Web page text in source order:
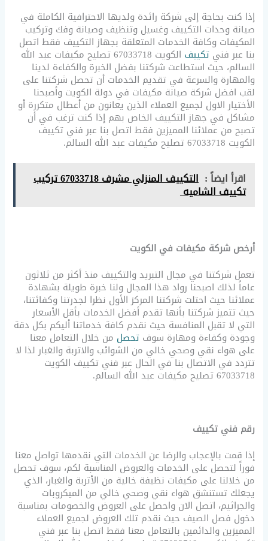
إذا كنت بحاجة إلى شركة رائدة ولديها الاحترافية الكاملة في
صيانة وحدات التكييف وغسيل وتنظيف وصيانة وفك وتركيب
المكيفات وكافة الخدمات المتعلقة بجهاز التكييف فقط اتصل
بنا عبر فنيتكييف الكويت 67033718 تصليح مكيفات عبد الله
السالم، حيث استطاعت شركتنا بفضل الخبرة والكفاءة لدينا
والمهارة والسرعة في تقديم الخدمات أن تحصل شركتنا على
لقب افضل شركة صيانة مكيفات في دولة الكويت وأصبحنا
الأختيار الاول لجميع العملاء الذين يعانون من أعطال متكررة أو
مشاكل في جهاز التكييف الخاص بهم إذا كنت ترغب في أن
تصبح من عملائنا المميزين فقط اتصل بنا عبر فني تكييف
الكويت 67033718 تصليح مكيفات عبد الله السالم.
اقرأ ايضاً : التكييف المنزلي مشرف 67033718 تركيب
تكييف الشاميه
أرخص شركة مكيفات في الكويت
تعمل شركتنا في مجال التبريد والتكييف منذ أكثر من ثلاثون
عاماً لذلك اصبحنا رواد هذا المجال ولنا خبرة طويلة بشهادة
عملائنا حيث احتلت شركتنا المركز الأول نظرا لجدرتنا وكفائتنا،
حيث تتميز شركتنا بأنها تقدم أفضل الخدمات بأقل الأسعار
التي لا تقبل المنافسة حيث نقدم كافة خدماتنا أليكم بكل دقة
وجودة وكفاءة ومهارة سوفتحصل من خلال التعامل معنا
على هواء نقي وصحي خالي من الشوائب والاتربة والغبار لذا لا
تتردد في الاتصال بنا في الحال عبر فني تكييف الكويت
67033718 تصليح مكيفات عبد الله السالم.
رقم فني تكييف
إذا قمت بالإعجاب والرضا عن الخدمات التي نقدمها تواصل معنا
فوراً لتحصل على الخدمات والعروض المناسبة لكم، سوف تحصل
من خلالنا على مكيفات نظيفة خالية من الأتربة والغبار، الذي
يجعلك تستنشق هواء نقي وصحي خالي من الميكروبات
والجراثيم، اتصل الان واحصل على العروض والخصومات بمناسبة
دخول فصل الصيف حيث نقدم تلك العروض لجميع العملاء
المميزين والدائمين بالتعامل معنا فقط اتصل بنا عبر فني